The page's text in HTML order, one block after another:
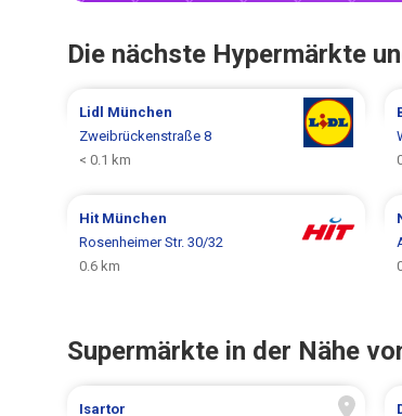
Die nächste Hypermärkte
Lidl München
Zweibrückenstraße 8
< 0.1 km
Hit München
Rosenheimer Str. 30/32
0.6 km
Supermärkte in der Nähe
Isartor